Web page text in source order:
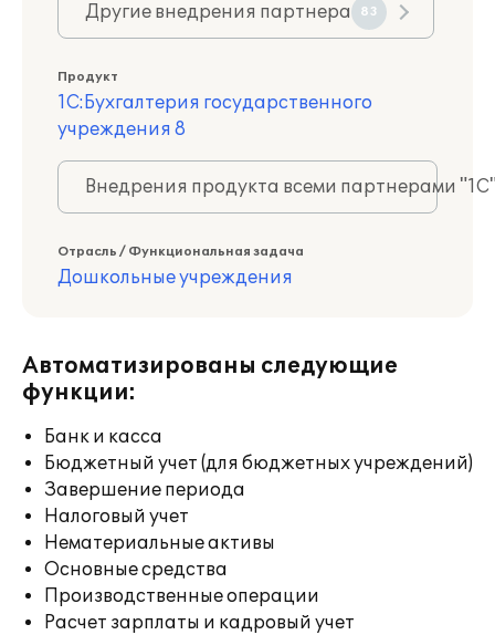
Другие внедрения партнера 83
Продукт
1С:Бухгалтерия государственного
учреждения 8
Внедрения продукта всеми партнерами
Отрасль / Функциональная задача
Дошкольные учреждения
Автоматизированы следующие
функции:
Банк и касса
Бюджетный учет (для бюджетных учреждений)
Завершение периода
Налоговый учет
Нематериальные активы
Основные средства
Производственные операции
Расчет зарплаты и кадровый учет